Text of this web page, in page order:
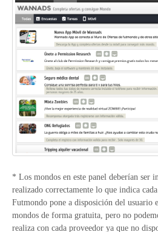
* Los mondos en este panel deberían ser
realizado correctamente lo que indica
Futmondo pone a disposición del usuario
mondos de forma gratuita, pero no
realiza con cada proveedor ya que no